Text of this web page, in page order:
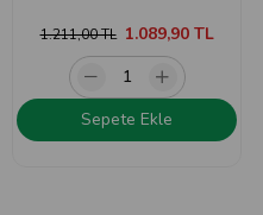
1.089,90 TL
1.211,00 TL
Sepete Ekle